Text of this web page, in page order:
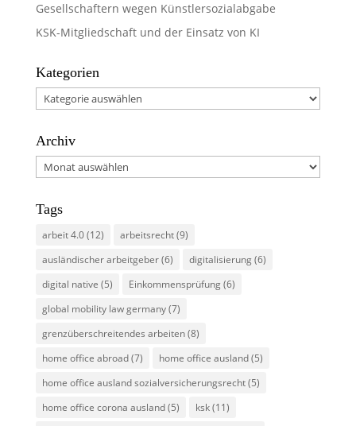
Gesellschaftern wegen Künstlersozialabgabe
KSK-Mitgliedschaft und der Einsatz von KI
Kategorien
Kategorien
Archiv
Archiv
Tags
arbeit 4.0(12) arbeitsrecht(9)
ausländischer arbeitgeber(6) digitalisierung(6)
digital native (5) Einkommensprüfung(6)
global mobility law germany(7)
grenzüberschreitendes arbeiten(8)
home office abroad(7) home office ausland(5)
home office ausland sozialversicherungsrecht(5)
home office corona ausland(5) ksk(11)